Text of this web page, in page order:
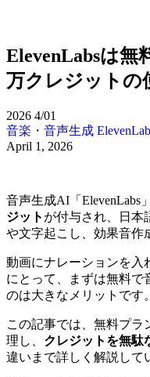
ElevenLabsは無
万クレジットの
2026 4/01
音楽・音声生成
April 1, 2026
音声生成AI「ElevenLabs
ジット が付与され、日本
や文字起こし、効果音作
動画にナレーションを入
にとって、まずは無料で
のは大きなメリットです。
この記事では、無料プラ
理し、 クレジットを無駄
違いまで詳しく解説して